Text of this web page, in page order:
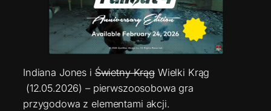
Indiana Jones iŚwietny KrągWielki Krąg
(12.05.2026) – pierwszoosobowa gra
przygodowa z elementami akcji.